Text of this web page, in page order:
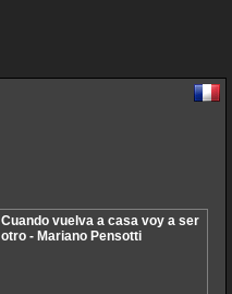
Cuando vuelva a casa voy a ser
otro - Mariano Pensotti